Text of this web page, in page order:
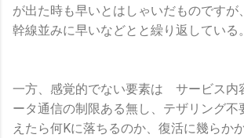
が出た時も早いとはしゃいだものですが
幹線並みに早いなどとと繰り返している。
一方、感覚的でない要素は サービス内
ータ通信の制限ある無し、テザリング不
えたら何Kに落ちるのか、復活に幾らか